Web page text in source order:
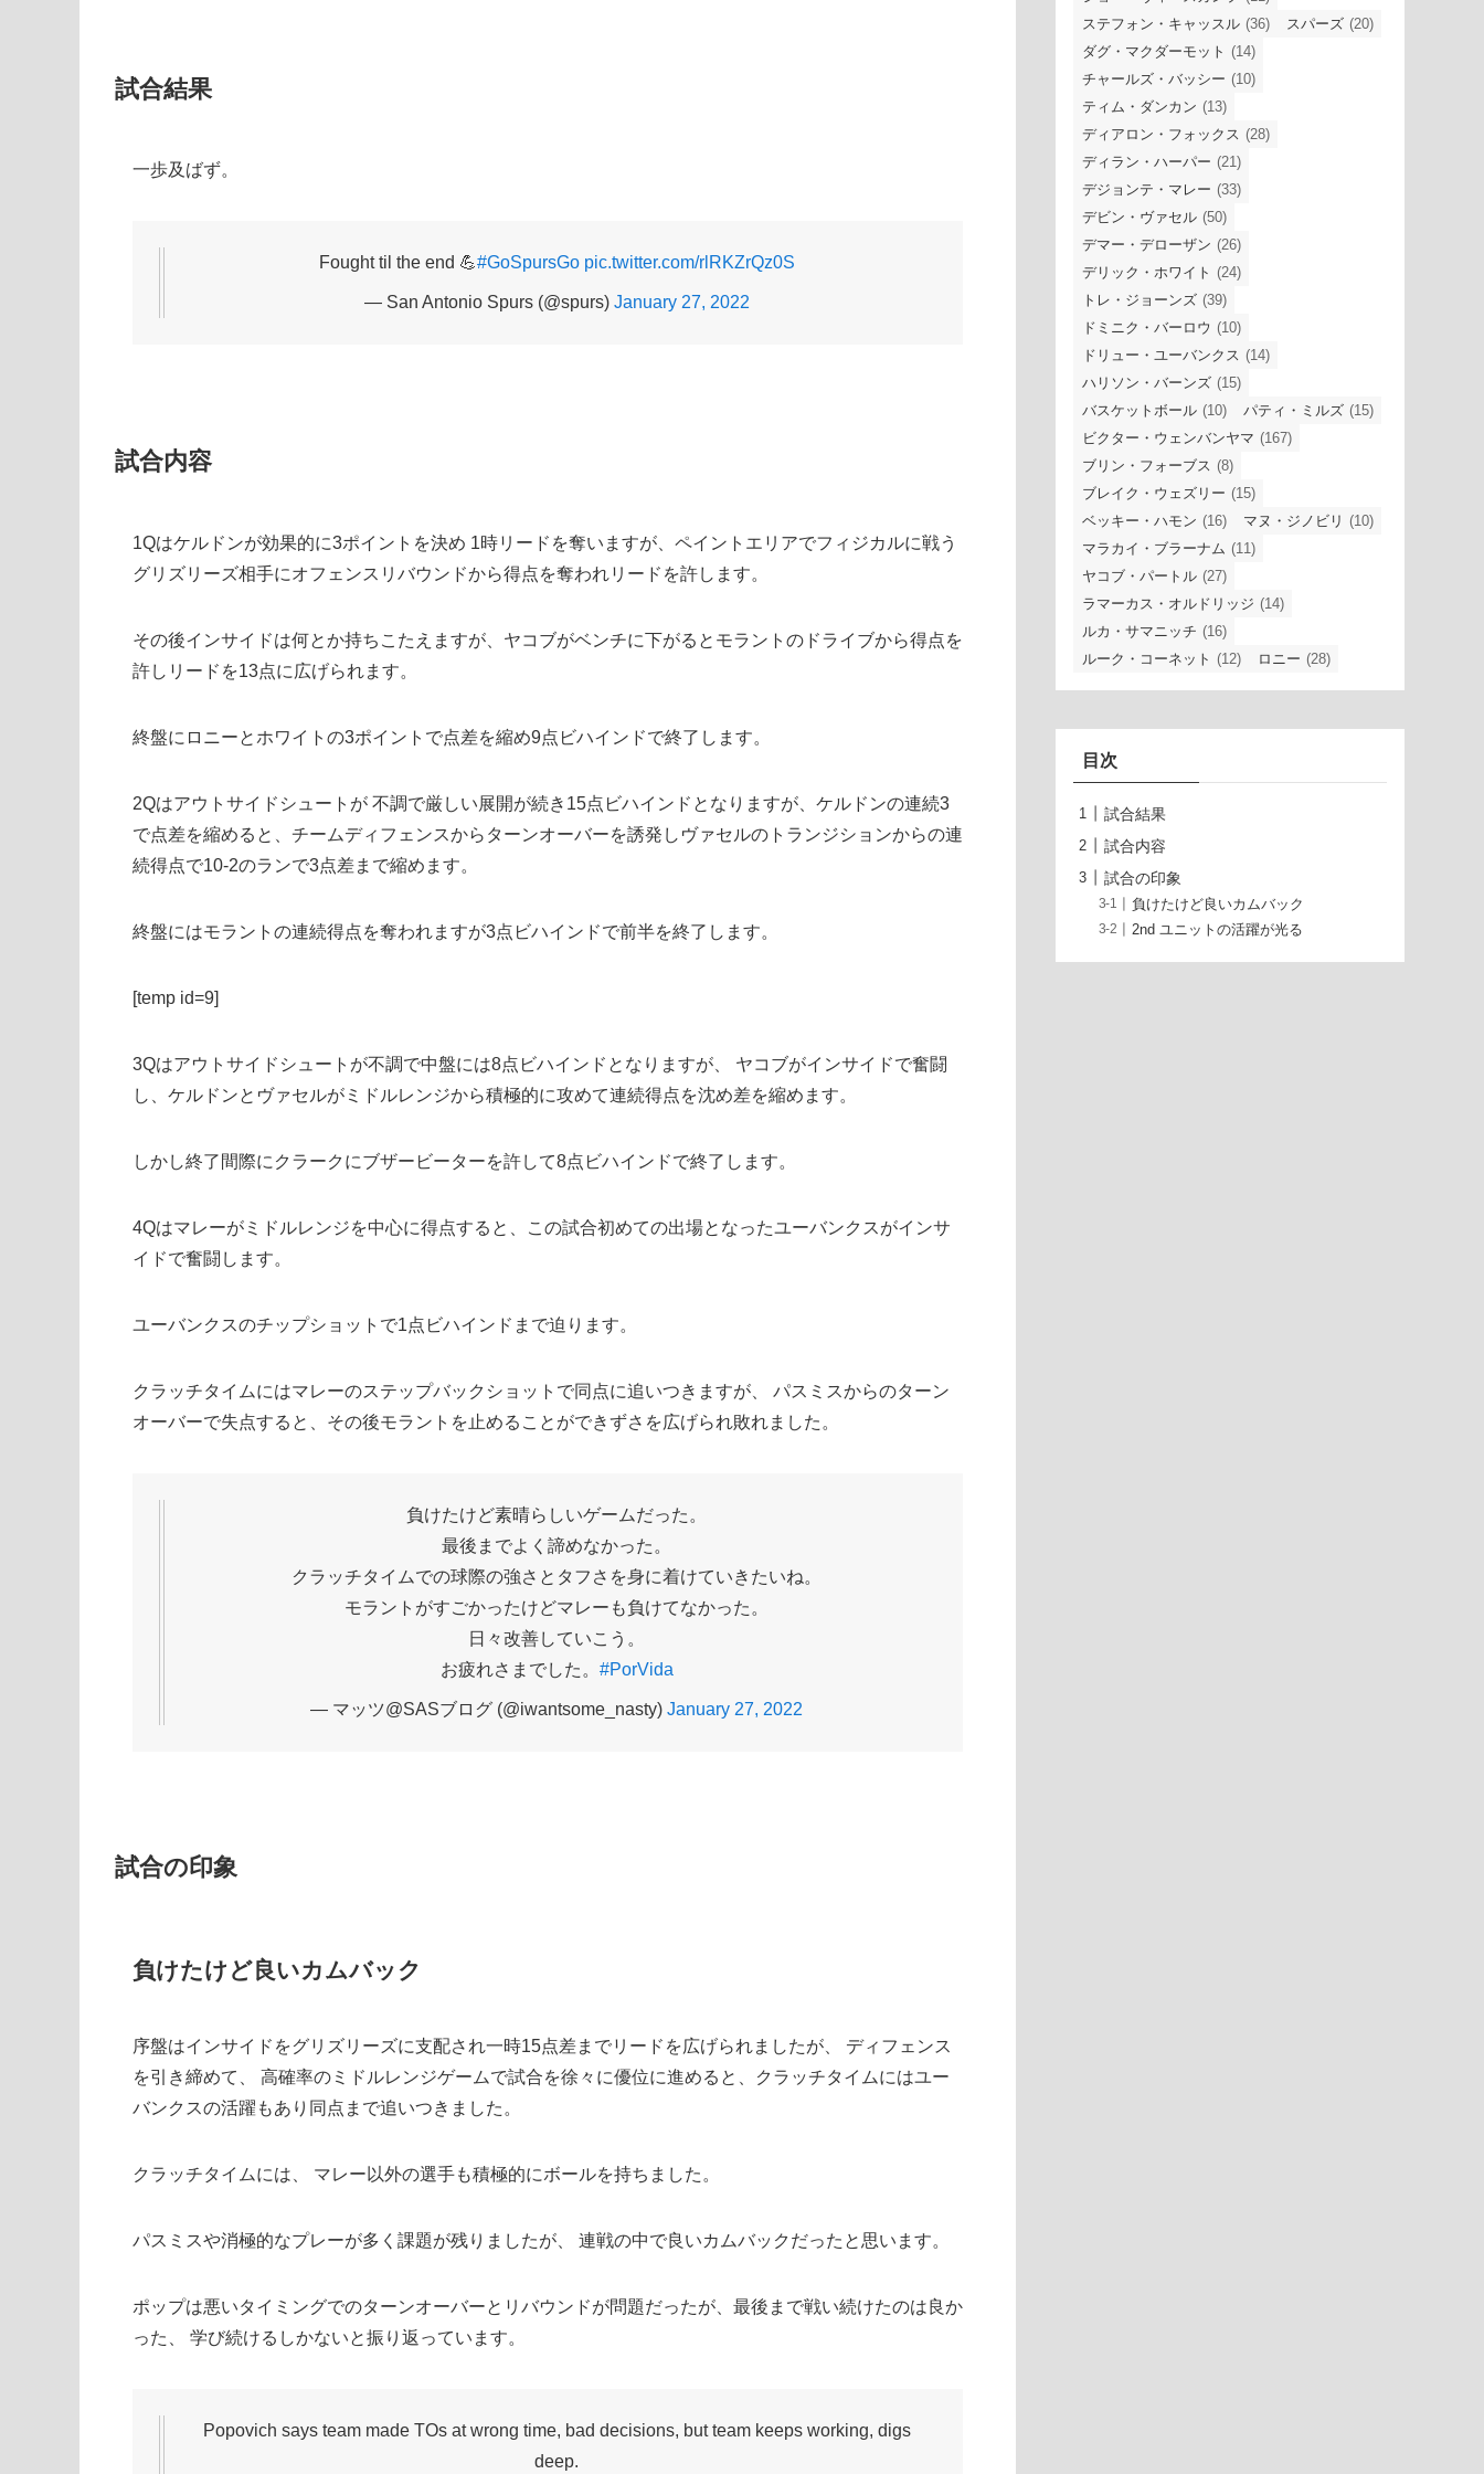
試合結果
一歩及ばず。
Fought til the end 💪#GoSpursGo pic.twitter.com/rlRKZrQz0S
— San Antonio Spurs (@spurs) January 27, 2022
試合内容
1Qはケルドンが効果的に3ポイントを決め 1時リードを奪いますが、ペイントエリアでフィジカルに戦う
グリズリーズ相手にオフェンスリバウンドから得点を奪われリードを許します。
その後インサイドは何とか持ちこたえますが、ヤコブがベンチに下がるとモラントのドライブから得点を
許しリードを13点に広げられます。
終盤にロニーとホワイトの3ポイントで点差を縮め9点ビハインドで終了します。
2Qはアウトサイドシュートが 不調で厳しい展開が続き15点ビハインドとなりますが、ケルドンの連続3
で点差を縮めると、チームディフェンスからターンオーバーを誘発しヴァセルのトランジションからの連
続得点で10-2のランで3点差まで縮めます。
終盤にはモラントの連続得点を奪われますが3点ビハインドで前半を終了します。
[temp id=9]
3Qはアウトサイドシュートが不調で中盤には8点ビハインドとなりますが、 ヤコブがインサイドで奮闘
し、ケルドンとヴァセルがミドルレンジから積極的に攻めて連続得点を沈め差を縮めます。
しかし終了間際にクラークにブザービーターを許して8点ビハインドで終了します。
4Qはマレーがミドルレンジを中心に得点すると、この試合初めての出場となったユーバンクスがインサ
イドで奮闘します。
ユーバンクスのチップショットで1点ビハインドまで迫ります。
クラッチタイムにはマレーのステップバックショットで同点に追いつきますが、 パスミスからのターン
オーバーで失点すると、その後モラントを止めることができずさを広げられ敗れました。
負けたけど素晴らしいゲームだった。
最後までよく諦めなかった。
クラッチタイムでの球際の強さとタフさを身に着けていきたいね。
モラントがすごかったけどマレーも負けてなかった。
日々改善していこう。
お疲れさまでした。 #PorVida
— マッツ@SASブログ (@iwantsome_nasty) January 27, 2022
試合の印象
負けたけど良いカムバック
序盤はインサイドをグリズリーズに支配され一時15点差までリードを広げられましたが、 ディフェンス
を引き締めて、 高確率のミドルレンジゲームで試合を徐々に優位に進めると、クラッチタイムにはユー
バンクスの活躍もあり同点まで追いつきました。
クラッチタイムには、 マレー以外の選手も積極的にボールを持ちました。
パスミスや消極的なプレーが多く課題が残りましたが、 連戦の中で良いカムバックだったと思います。
ポップは悪いタイミングでのターンオーバーとリバウンドが問題だったが、最後まで戦い続けたのは良か
った、 学び続けるしかないと振り返っています。
Popovich says team made TOs at wrong time, bad decisions, but team keeps working, digs
deep.
ステフォン・キャッスル (36) スパーズ (20)
ダグ・マクダーモット (14)
チャールズ・バッシー (10)
ティム・ダンカン (13)
ディアロン・フォックス (28)
ディラン・ハーパー (21)
デジョンテ・マレー (33)
デビン・ヴァセル (50)
デマー・デローザン (26)
デリック・ホワイト (24)
トレ・ジョーンズ (39)
ドミニク・バーロウ (10)
ドリュー・ユーバンクス (14)
ハリソン・バーンズ (15)
バスケットボール (10) パティ・ミルズ (15)
ビクター・ウェンバンヤマ (167)
ブリン・フォーブス (8)
ブレイク・ウェズリー (15)
ベッキー・ハモン (16) マヌ・ジノビリ (10)
マラカイ・ブラーナム (11)
ヤコブ・パートル (27)
ラマーカス・オルドリッジ (14)
ルカ・サマニッチ (16)
ルーク・コーネット (12) ロニー (28)
目次
試合結果
試合内容
試合の印象
負けたけど良いカムバック
2nd ユニットの活躍が光る